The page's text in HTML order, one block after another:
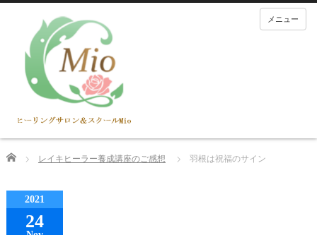
メニュー
Home レイキヒーラー養成講座のご感想 羽根は祝福のサイン
2021
24